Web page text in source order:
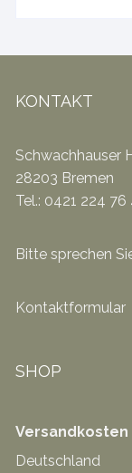
KONTAKT
Schwachhauser
28203 Bremen
Tel.: 0421 224 76
Bitte sprechen
Kontaktformular
SHOP
Versandkosten
Deutschland